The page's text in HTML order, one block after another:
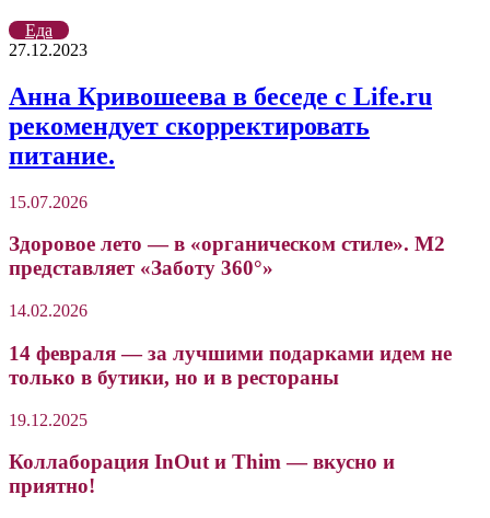
Еда
27.12.2023
Анна Кривошеева в беседе с Life.ru
рекомендует скорректировать
питание.
15.07.2026
Здоровое лето — в «органическом стиле». М2
представляет «Заботу 360°»
14.02.2026
14 февраля — за лучшими подарками идем не
только в бутики, но и в рестораны
19.12.2025
Коллаборация InOut и Thim — вкусно и
приятно!